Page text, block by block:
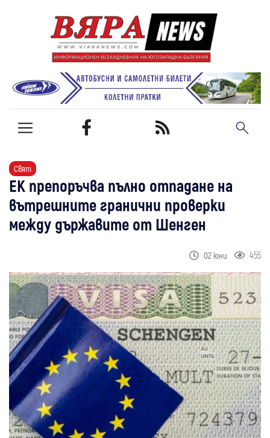
Свят
ЕК препоръчва пълно отпадане на
вътрешните гранични проверки
между държавите от Шенген
02 юни 455